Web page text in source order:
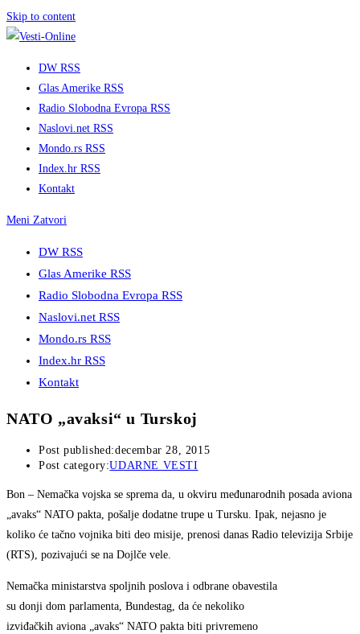
Skip to content
DW RSS
Glas Amerike RSS
Radio Slobodna Evropa RSS
Naslovi.net RSS
Mondo.rs RSS
Index.hr RSS
Kontakt
Meni Zatvori
DW RSS
Glas Amerike RSS
Radio Slobodna Evropa RSS
Naslovi.net RSS
Mondo.rs RSS
Index.hr RSS
Kontakt
NATO „avaksi“ u Turskoj
Post published:decembar 28, 2015
Post category:UDARNE VESTI
Bon – Nemačka vojska se sprema da, u okviru međunarodnih posada aviona
„avaks“ NATO pakta, pošalje dodatne trupe u Tursku. Ipak, nejasno je
koliko će tačno vojnika biti deo misije, prenosi danas Radio televizija Srbije
(RTS), pozivajući se na Dojlče vele.
Nemačka ministarstva spoljnih poslova i odbrane obavestila
su donji dom parlamenta, Bundestag, da će nekoliko
izviđačkih aviona „avaks“ NATO pakta biti privremeno